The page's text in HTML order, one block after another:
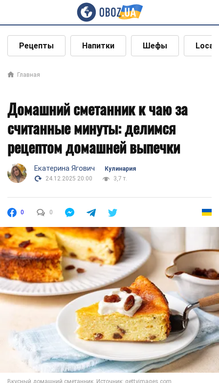
Рецепты Напитки Шефы Local
Главная
Домашний сметанник к чаю за
считанные минуты: делимся
рецептом домашней выпечки
Екатерина Ягович
Кулинария
24.12.2025 20:00
3,7 т.
0 0